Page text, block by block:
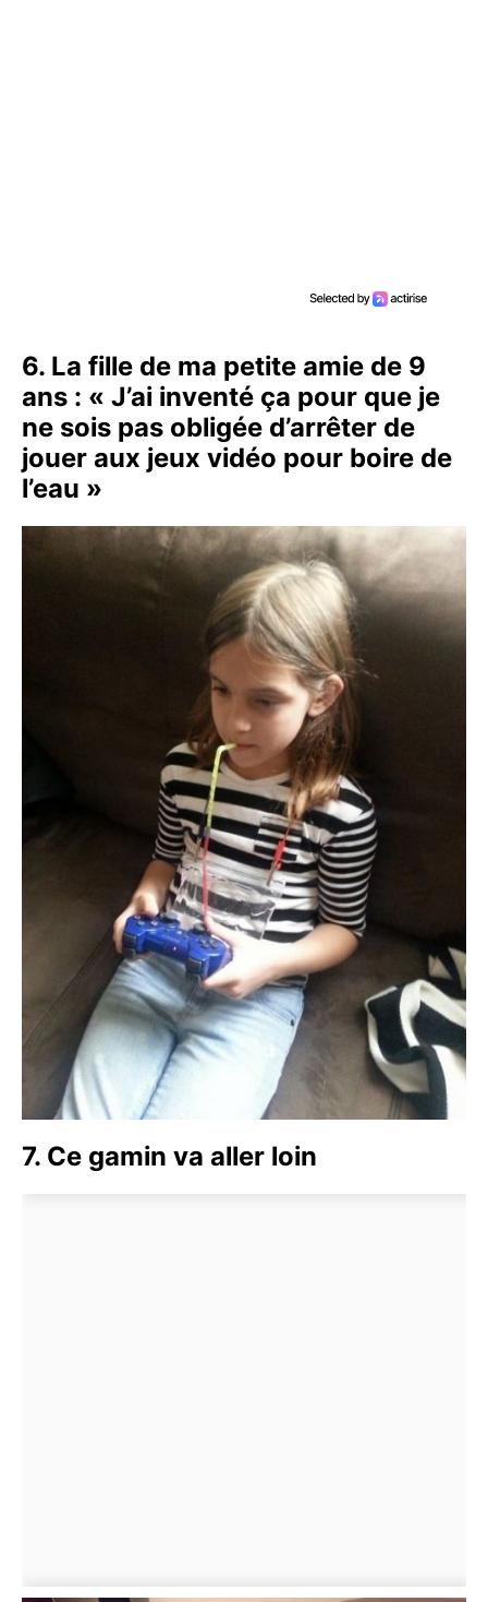
6. La fille de ma petite amie de 9
ans : « J’ai inventé ça pour que je
ne sois pas obligée d’arrêter de
jouer aux jeux vidéo pour boire de
l’eau »
7. Ce gamin va aller loin